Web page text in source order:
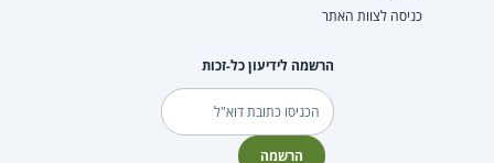
כניסה לצוות האתר
הרשמה לידיעון כל-זכות
דוא"ל
הרשמה